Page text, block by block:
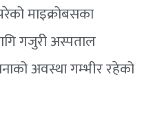
माइक्रोबसका
गजुरी अस्पताल
अवस्था गम्भीर रहेको